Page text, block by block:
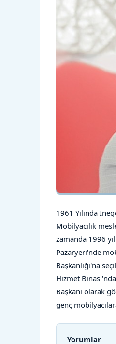
1961 Yılında
Mobilyacılık
zamanda 1996
Pazaryeri'nde
Başkanlığı'na
Hizmet
Başkanı olarak
genç
Yorumlar